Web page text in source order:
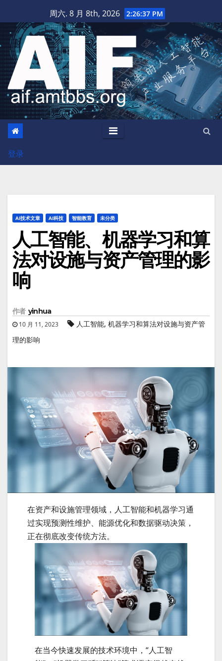
至
内
容
周六. 8 月 8th, 2026 2:26:38 PM
登录
AI技术文章 AI科技 智能教育 未分类
人工智能、机器学习和算
法对设施与资产管理的影
响
作者 yinhua
10 月 11, 2023 人工智能, 机器学习和算法对设施与资产管
理的影响
在资产和设施管理领域，人工智能和机器学习通
过实现预测性维护、能源优化和数据驱动决策，
正在彻底改变传统方法。
在当今快速发展的技术环境中，“人工智